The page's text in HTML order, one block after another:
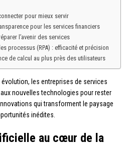
pour mieux servir
pour les services financiers
l’avenir des services
processus (RPA) : efficacité et précision
de calcul au plus près des utilisateurs
les entreprises de services
nouvelles technologies pour rester
qui transforment le paysage
inédites.
au cœur de la